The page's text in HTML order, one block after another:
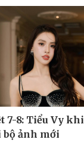
7-8: Tiểu Vy
bộ ảnh mới